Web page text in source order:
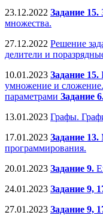
23.12.2022 Задание 15.
множества.
27.12.2022 Решение
делители и
10.01.2023 Задание 15.
умножение и
параметрами Задание
13.01.2023 Графы.
17.01.2023 Задание 13.
программирования.
20.01.2023 Задание 9.
24.01.2023 Задание 9,
27.01.2023 Задание 9,